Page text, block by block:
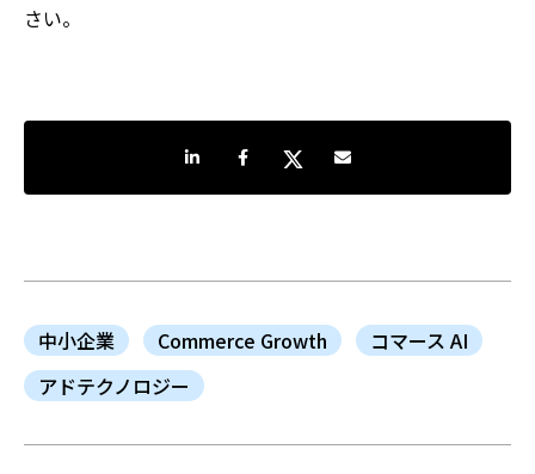
さい。
LinkedInで共有Facebookでシェア
TwitterでシェアShare by e-mail
中小企業 Commerce Growth
コマース AI
アドテクノロジー